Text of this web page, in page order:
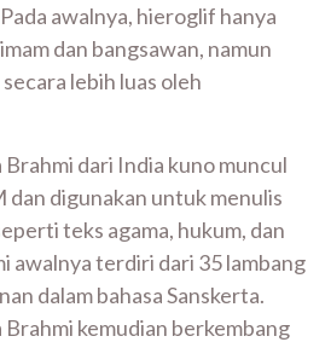
awalnya, hieroglif hanya
dan bangsawan, namun
lebih luas oleh
dari India kuno muncul
dan digunakan untuk menulis
teks agama, hukum, dan
awalnya terdiri dari 35 lambang
dalam bahasa Sanskerta.
Brahmi kemudian berkembang